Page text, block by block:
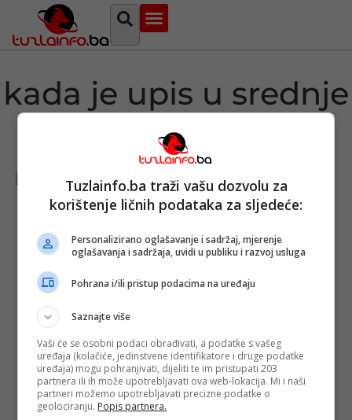
kada je upis u srednje
škole
Tuzlanski
kanton: Ovo su
datumi
završetka
nastave u svim
školama i
upisa u srednje
škole
Objavljeno:24.
05. 2024.
Opširnije
Tuzlainfo.ba traži vašu dozvolu za
korištenje ličnih podataka za sljedeće:
Personalizirano oglašavanje i sadržaj, mjerenje
oglašavanja i sadržaja, uvidi u publiku i razvoj usluga
Pohrana i/ili pristup podacima na uređaju
Saznajte više
Vaši će se osobni podaci obrađivati, a podatke s vašeg
uređaja (kolačiće, jedinstvene identifikatore i druge podatke
uređaja) mogu pohranjivati, dijeliti te im pristupati 203
partnera ili ih može upotrebljavati ova web-lokacija. Mi i naši
partneri možemo upotrebljavati precizne podatke o
geolociranju. Popis partnera.